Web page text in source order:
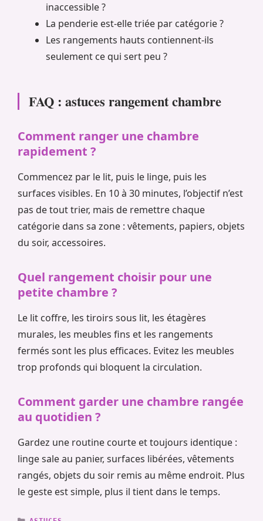
inaccessible ?
La penderie est-elle triée par catégorie ?
Les rangements hauts contiennent-ils
seulement ce qui sert peu ?
FAQ : astuces rangement chambre
Comment ranger une chambre
rapidement ?
Commencez par le lit, puis le linge, puis les
surfaces visibles. En 10 à 30 minutes, l’objectif n’est
pas de tout trier, mais de remettre chaque
catégorie dans sa zone : vêtements, papiers, objets
du soir, accessoires.
Quel rangement choisir pour une
petite chambre ?
Le lit coffre, les tiroirs sous lit, les étagères
murales, les meubles fins et les rangements
fermés sont les plus efficaces. Evitez les meubles
trop profonds qui bloquent la circulation.
Comment garder une chambre rangée
au quotidien ?
Gardez une routine courte et toujours identique :
linge sale au panier, surfaces libérées, vêtements
rangés, objets du soir remis au même endroit. Plus
le geste est simple, plus il tient dans le temps.
CATÉGORIES